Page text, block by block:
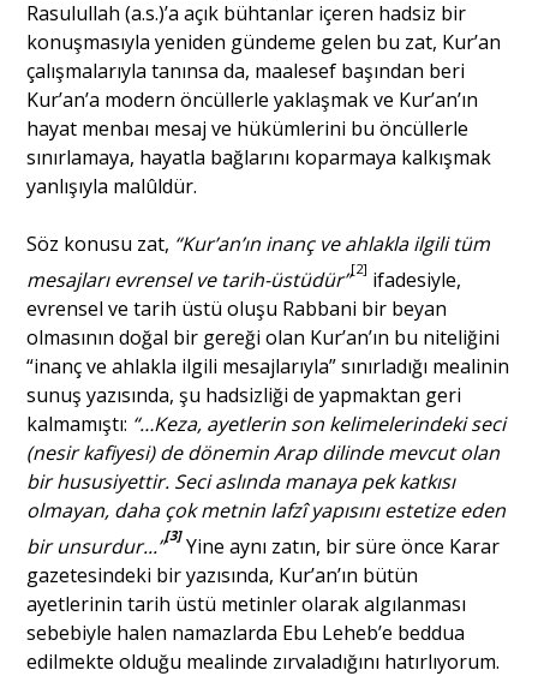
Rasulullah (a.s.)’a açık bühtanlar içeren hadsiz bir
konuşmasıyla yeniden gündeme gelen bu zat, Kur’an
çalışmalarıyla tanınsa da, maalesef başından beri
Kur’an’a modern öncüllerle yaklaşmak ve Kur’an’ın
hayat menbaı mesaj ve hükümlerini bu öncüllerle
sınırlamaya, hayatla bağlarını koparmaya kalkışmak
yanlışıyla malûldür.
Söz konusu zat, “Kur’an’ın inanç ve ahlakla ilgili tüm
mesajları evrensel ve tarih-üstüdür”[2] ifadesiyle,
evrensel ve tarih üstü oluşu Rabbani bir beyan
olmasının doğal bir gereği olan Kur’an’ın bu niteliğini
“inanç ve ahlakla ilgili mesajlarıyla” sınırladığı mealinin
sunuş yazısında, şu hadsizliği de yapmaktan geri
kalmamıştı: “…Keza, ayetlerin son kelimelerindeki seci
(nesir kafiyesi) de dönemin Arap dilinde mevcut olan
bir hususiyettir. Seci aslında manaya pek katkısı
olmayan, daha çok metnin lafzî yapısını estetize eden
bir unsurdur...”[3] Yine aynı zatın, bir süre önce Karar
gazetesindeki bir yazısında, Kur’an’ın bütün
ayetlerinin tarih üstü metinler olarak algılanması
sebebiyle halen namazlarda Ebu Leheb’e beddua
edilmekte olduğu mealinde zırvaladığını hatırlıyorum.